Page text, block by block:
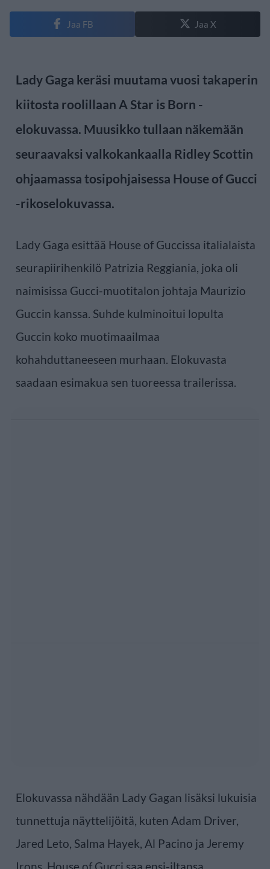
Jaa FB Jaa X
Lady Gaga keräsi muutama vuosi takaperin
kiitosta roolillaan A Star is Born -
elokuvassa. Muusikko tullaan näkemään
seuraavaksi valkokankaalla Ridley Scottin
ohjaamassa tosipohjaisessa House of Gucci
-rikoselokuvassa.
Lady Gaga esittää House of Guccissa italialaista
seurapiirihenkilö Patrizia Reggiania, joka oli
naimisissa Gucci-muotitalon johtaja Maurizio
Guccin kanssa. Suhde kulminoitui lopulta
Guccin koko muotimaailmaa
kohahduttaneeseen murhaan. Elokuvasta
saadaan esimakua sen tuoreessa trailerissa.
Elokuvassa nähdään Lady Gagan lisäksi lukuisia
tunnettuja näyttelijöitä, kuten Adam Driver,
Jared Leto, Salma Hayek, Al Pacino ja Jeremy